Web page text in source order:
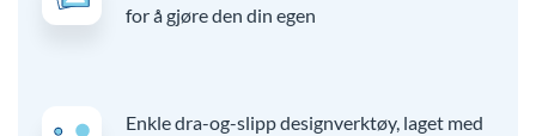
for å gjøre den din egen
Enkle dra-og-slipp designverktøy, laget med